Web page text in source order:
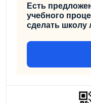
Есть
учебного
сделать школу